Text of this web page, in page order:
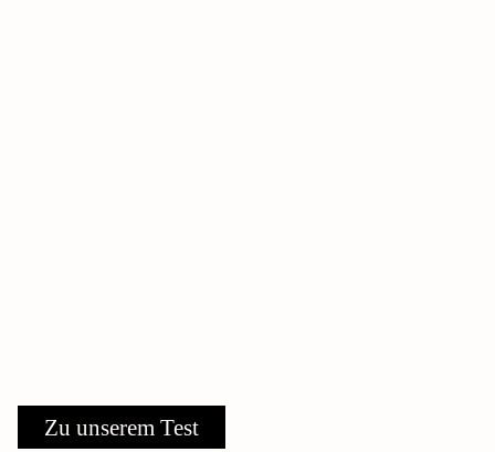
Zu unserem Test